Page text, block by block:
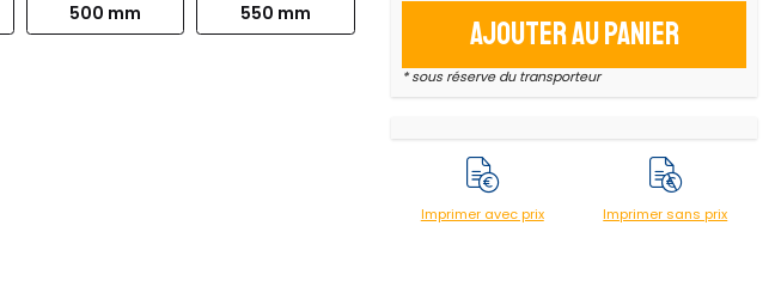
500 mm 550 mm
Ajouter au panier
* sous réserve du transporteur
Imprimer avec prix Imprimer sans prix